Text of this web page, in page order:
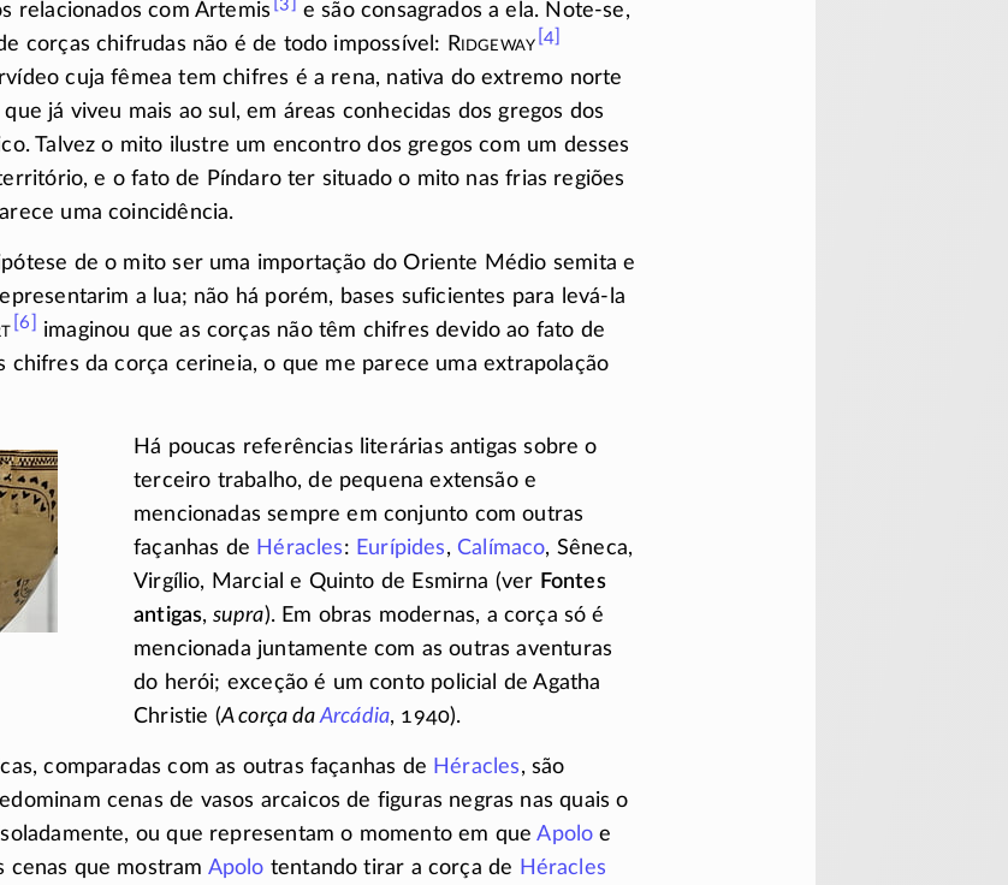
relacionados com Ártemis e são consagrados a ela. Note-se,
corças chifrudas não é de todo impossível: Ridgeway [4]
cuja fêmea tem chifres é a rena, nativa do extremo norte
já viveu mais ao sul, em áreas conhecidas dos gregos dos
Talvez o mito ilustre um encontro dos gregos com um desses
e o fato de Píndaro ter situado o mito nas frias regiões
uma coincidência.
de o mito ser uma importação do Oriente Médio semita e
a lua; não há porém, bases suficientes para
levá-la
[6]
imaginou que as corças não têm chifres devido ao fato de
chifres da corça cerineia, o que me parece uma extrapolação
Há poucas referências literárias antigas sobre o
terceiro trabalho, de pequena extensão e
mencionadas sempre em conjunto com outras
façanhas de Héracles: Eurípides, Calímaco, Sêneca,
Virgílio, Marcial e Quinto de Esmirna (ver Fontes
antigas, supra). Em obras modernas, a corça só é
mencionada juntamente com as outras aventuras
do herói; exceção é um conto policial de Agatha
Christie (A corça daArcádia, 1940).
comparadas com as outras façanhas de Héracles, são
cenas de vasos arcaicos de figuras negras nas quais o
ou que representam o momento em queApolo e
cenas que mostram Apolo tentando tirar a corça de Héracles